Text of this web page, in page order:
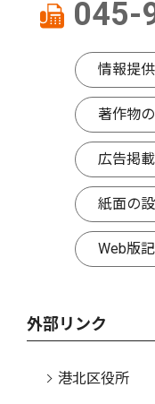
045-
情報提
著作物
広告掲
紙面の
Web版
外部リンク
港北区役所